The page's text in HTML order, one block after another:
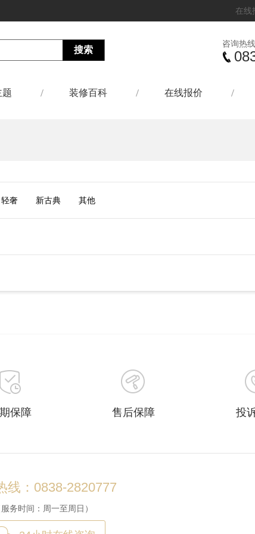
在线
咨询热线
题 装修百科 在线报价
轻奢 新古典 其他
保障 售后保障 投
线：0838-2820777
服务时间：周一至周日）